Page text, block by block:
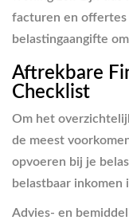
facturen en offertes
belastingaangifte
Aftrekbare
Checklist
Om het
de meest
opvoeren bij je
belastbaar inkomen
Advies- en